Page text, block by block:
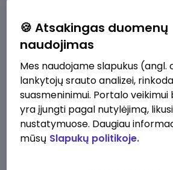
289 - 337 €/mėn. Prieš mokesčius
prieš 1 d.
Talent Development Project
term - 1.5 years)
🍪 Atsakingas duomenų
naudojimas
Mes naudojame slapukus (angl.
lankytojų srauto analizei,
suasmeninimui. Portalo veikimui
yra įjungti pagal nutylėjimą,
nustatymuose. Daugiau
mūsų Slapukų politikoje.